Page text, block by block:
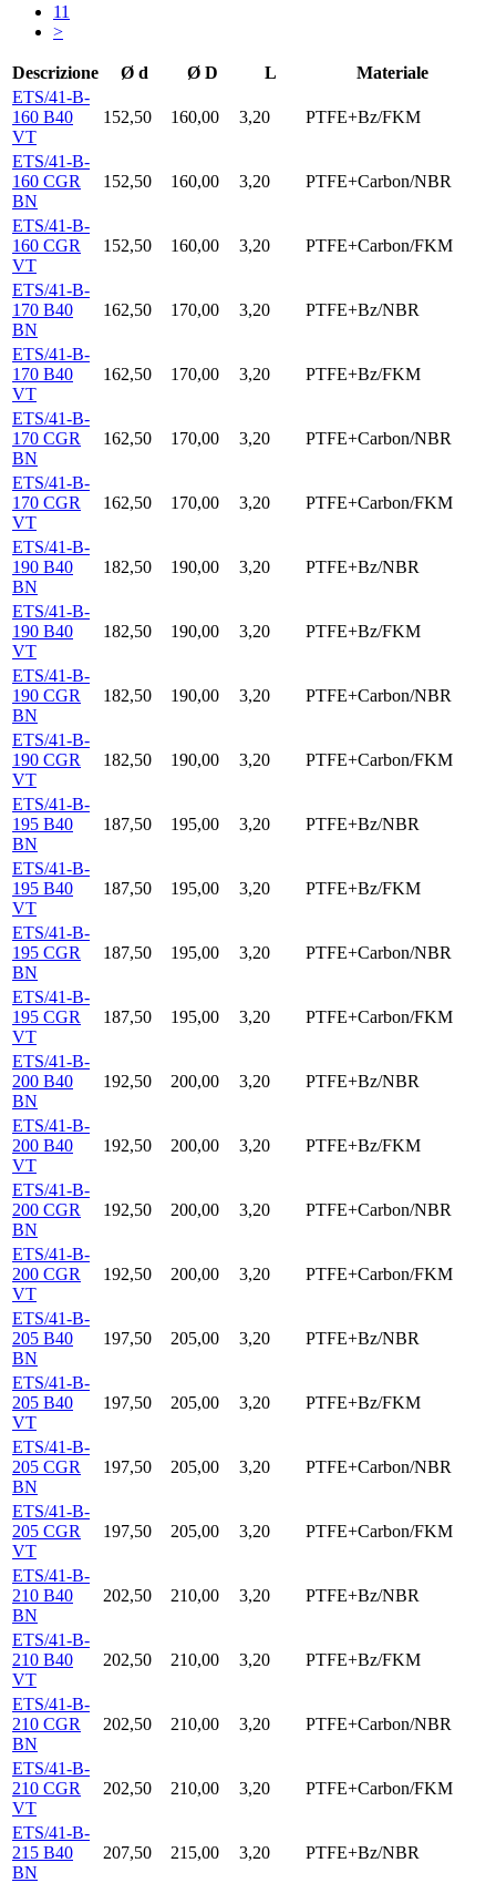
11
>
Descrizione Ø d Ø D L
Materiale
ETS/41-B-
160 B40
VT
152,50 160,00 3,20 PTFE+Bz/FKM
ETS/41-B-
160 CGR
BN
152,50 160,00 3,20 PTFE+Carbon/NBR
ETS/41-B-
160 CGR
VT
152,50 160,00 3,20 PTFE+Carbon/FKM
ETS/41-B-
170 B40
BN
162,50 170,00 3,20 PTFE+Bz/NBR
ETS/41-B-
170 B40
VT
162,50 170,00 3,20 PTFE+Bz/FKM
ETS/41-B-
170 CGR
BN
162,50 170,00 3,20 PTFE+Carbon/NBR
ETS/41-B-
170 CGR
VT
162,50 170,00 3,20 PTFE+Carbon/FKM
ETS/41-B-
190 B40
BN
182,50 190,00 3,20 PTFE+Bz/NBR
ETS/41-B-
190 B40
VT
182,50 190,00 3,20 PTFE+Bz/FKM
ETS/41-B-
190 CGR
BN
182,50 190,00 3,20 PTFE+Carbon/NBR
ETS/41-B-
190 CGR
VT
182,50 190,00 3,20 PTFE+Carbon/FKM
ETS/41-B-
195 B40
BN
187,50 195,00 3,20 PTFE+Bz/NBR
ETS/41-B-
195 B40
VT
187,50 195,00 3,20 PTFE+Bz/FKM
ETS/41-B-
195 CGR
BN
187,50 195,00 3,20 PTFE+Carbon/NBR
ETS/41-B-
195 CGR
VT
187,50 195,00 3,20 PTFE+Carbon/FKM
ETS/41-B-
200 B40
BN
192,50 200,00 3,20 PTFE+Bz/NBR
ETS/41-B-
200 B40
VT
192,50 200,00 3,20 PTFE+Bz/FKM
ETS/41-B-
200 CGR
BN
192,50 200,00 3,20 PTFE+Carbon/NBR
ETS/41-B-
200 CGR
VT
192,50 200,00 3,20 PTFE+Carbon/FKM
ETS/41-B-
205 B40
BN
197,50 205,00 3,20 PTFE+Bz/NBR
ETS/41-B-
205 B40
VT
197,50 205,00 3,20 PTFE+Bz/FKM
ETS/41-B-
205 CGR
BN
197,50 205,00 3,20 PTFE+Carbon/NBR
ETS/41-B-
205 CGR
VT
197,50 205,00 3,20 PTFE+Carbon/FKM
ETS/41-B-
210 B40
BN
202,50 210,00 3,20 PTFE+Bz/NBR
ETS/41-B-
210 B40
VT
202,50 210,00 3,20 PTFE+Bz/FKM
ETS/41-B-
210 CGR
BN
202,50 210,00 3,20 PTFE+Carbon/NBR
ETS/41-B-
210 CGR
VT
202,50 210,00 3,20 PTFE+Carbon/FKM
ETS/41-B-
215 B40
BN
207,50 215,00 3,20 PTFE+Bz/NBR